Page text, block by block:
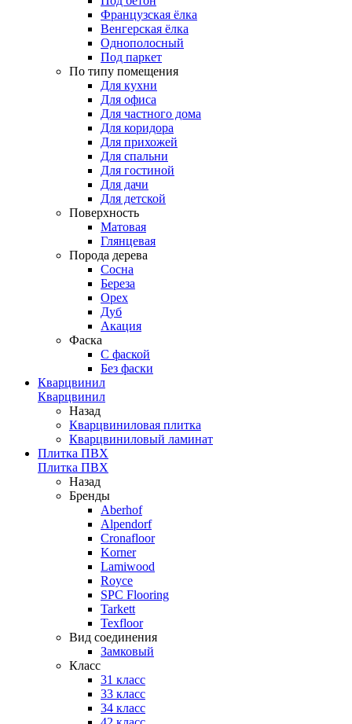
Французская ёлка
Венгерская ёлка
Однополосный
Под паркет
По типу помещения
Для кухни
Для офиса
Для частного дома
Для коридора
Для прихожей
Для спальни
Для гостиной
Для дачи
Для детской
Поверхность
Матовая
Глянцевая
Порода дерева
Сосна
Береза
Орех
Дуб
Акация
Фаска
С фаской
Без фаски
Кварцвинил
Кварцвинил
Назад
Кварцвиниловая плитка
Кварцвиниловый ламинат
Плитка ПВХ
Плитка ПВХ
Назад
Бренды
Aberhof
Alpendorf
Cronafloor
Korner
Lamiwood
Royce
SPC Flooring
Tarkett
Texfloor
Вид соединения
Замковый
Класс
31 класс
33 класс
34 класс